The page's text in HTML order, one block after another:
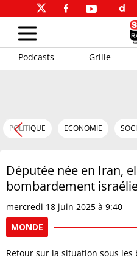
Podcasts Grille
POLITIQUE ECONOMIE
Députée née en Iran,
bombardement
mercredi 18 juin 2025 à 9:40
MONDE
Retour sur la situation sous